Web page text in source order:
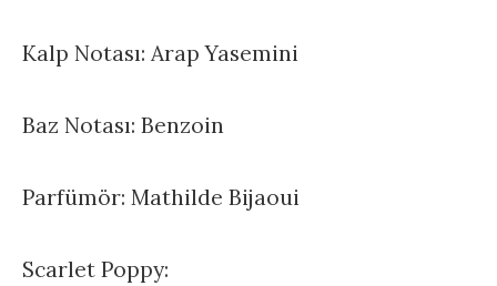
Kalp Notası: Arap Yasemini
Baz Notası: Benzoin
Parfümör: Mathilde Bijaoui
Scarlet Poppy: